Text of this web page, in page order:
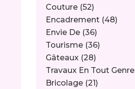
Couture (52)
Encadrement (48)
Envie De (36)
Tourisme (36)
Gâteaux (28)
Travaux En Tout Genre
Bricolage (21)